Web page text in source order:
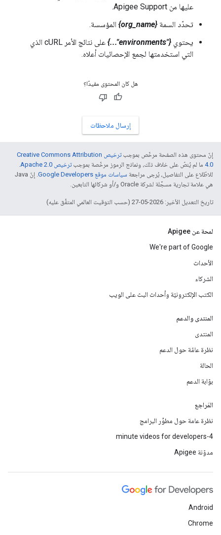
عليها من Apigee Support.
تحدّد السمة {org_name}
المؤسسة.
يحتوي {"environments"...}
على نتائج الأمر cURL الذي
التي استخدمتها لجمع الإحصائيات أعلاه.
هل كان المحتوى مفيدًا؟
إرسال ملاحظات
إنّ محتوى هذه الصفحة مرخّص بموجب
ترخيص Creative Commons Attribution
4.0‏ ما لم يُنصّ على خلاف ذلك، ونماذج الرموز مرخّصة بموجبترخيص Apache 2.0‏
.
للاطّلاع على التفاصيل، يُرجى مراجعة سياسات موقع Google Developers‏
. إنّ Java
هي علامة تجارية مسجَّلة لشركة Oracle و/أو شركائها التابعين.
تاريخ التعديل الأخير: 2026-05-27 (حسب التوقيت العالمي المتفَّق عليه)
لمحة عن Apigee
We're part of Google
الأحداث
الشركاء
الكتب الإلكترونيّة وأحداث البث على الويب
المنتدى والدعم
المنتدى
نظرة عامّة حول الدعم
الحالة
بوّابة الدعم
المَراجع
نظرة عامة حول مطوِّر البرامج
4-minute videos for developers
مدوّنة Apigee
Android
Chrome